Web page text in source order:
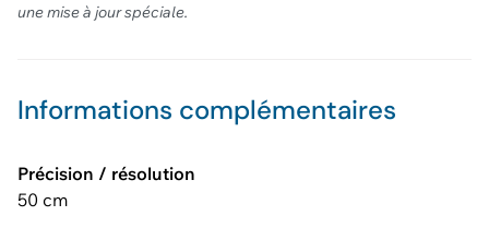
une mise à jour spéciale.
Informations complémentaires
Précision / résolution
50 cm